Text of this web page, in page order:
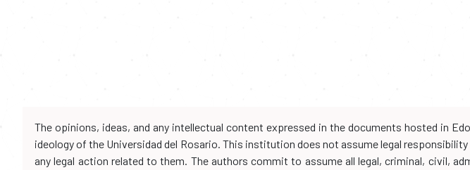
The opinions, ideas, and any intellectual content expressed in the documents hosted in
ideology of the Universidad del Rosario. This institution does not assume legal
any legal action related to them. The authors commit to assume all legal, criminal, civil,